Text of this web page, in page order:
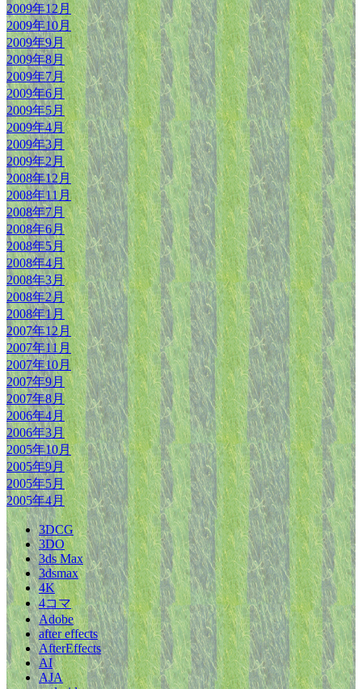
2009年12月
2009年10月
2009年9月
2009年8月
2009年7月
2009年6月
2009年5月
2009年4月
2009年3月
2009年2月
2008年12月
2008年11月
2008年7月
2008年6月
2008年5月
2008年4月
2008年3月
2008年2月
2008年1月
2007年12月
2007年11月
2007年10月
2007年9月
2007年8月
2006年4月
2006年3月
2005年10月
2005年9月
2005年5月
2005年4月
3DCG
3DO
3ds Max
3dsmax
4K
4コマ
Adobe
after effects
AfterEffects
AI
AJA